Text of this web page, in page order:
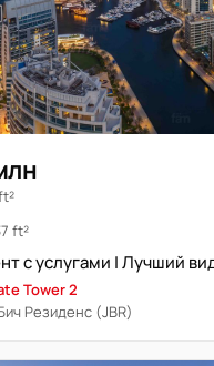
ft²
с услугами | Лучший
Tower 2
Резиденс (JBR)